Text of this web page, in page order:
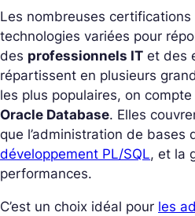
Les nombreuses
technologies variées pour
des professionnels IT et des
répartissent en plusieurs
les plus populaires, on compte
Oracle Database. Elles
que l’administration de bases
développement PL/SQL, et la
performances.
C’est un choix idéal pour les